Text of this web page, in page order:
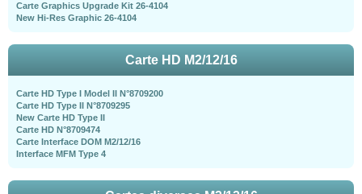
Carte Graphics Upgrade Kit 26-4104
New Hi-Res Graphic 26-4104
Carte HD M2/12/16
Carte HD Type I Model II N°8709200
Carte HD Type II N°8709295
New Carte HD Type II
Carte HD N°8709474
Carte Interface DOM M2/12/16
Interface MFM Type 4